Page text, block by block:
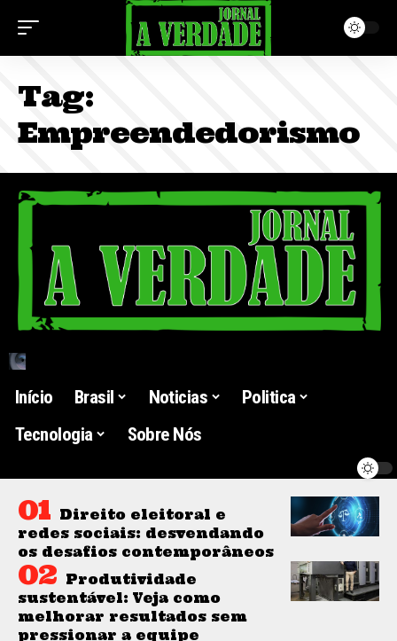
Tag:
Empreendedorismo
Início Brasil Noticias
Politica
Tecnologia
Sobre Nós
Direito eleitoral e
redes sociais: desvendando
os desafios contemporâneos
Produtividade
sustentável: Veja como
melhorar resultados sem
pressionar a equipe